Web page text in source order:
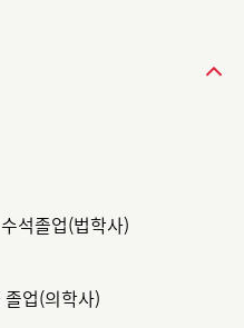
석졸업(법학사)
업(의학사)